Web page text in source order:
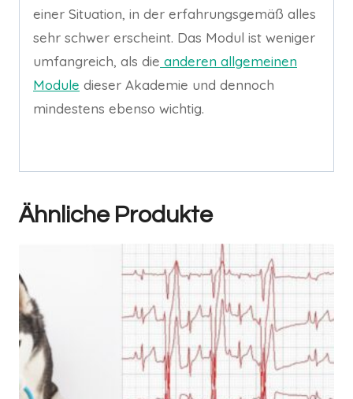
einer Situation, in der erfahrungsgemäß alles
sehr schwer erscheint. Das Modul ist weniger
umfangreich, als die anderen allgemeinen
Module dieser Akademie und dennoch
mindestens ebenso wichtig.
Ähnliche Produkte